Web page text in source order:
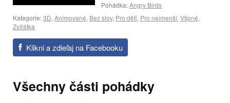
Pohádka:Angry Birds
Kategorie:3D, Animované, Bez slov, Pro děti, Pro nejmenší, Vtipné,
Zvířátka
Klikni a zdieľaj na Facebooku
Všechny části pohádky